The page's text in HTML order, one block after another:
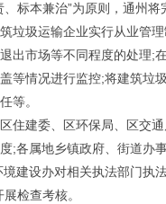
本兼治”为原则，通州将
垃圾运输企业实行从业管
出市场等不同程度的处理;
等情况进行监控;将建筑垃
等。
建委、区环保局、区交通
;各属地乡镇政府、街道办
建设办对相关执法部门执
检查考核。